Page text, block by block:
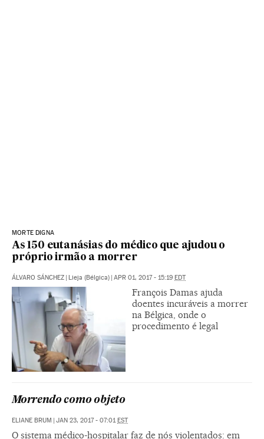
MORTE DIGNA
As 150 eutanásias do médico que ajudou o
próprio irmão a morrer
ÁLVARO SÁNCHEZ | Lieja (Bélgica) | APR 01, 2017 - 15:19 EDT
François Damas ajuda
doentes incuráveis a morrer
na Bélgica, onde o
procedimento é legal
Morrendo como objeto
ELIANE BRUM JAN 23, 2017 - 07:01 EST
O sistema médico-hospitalar faz de nós violentados: em